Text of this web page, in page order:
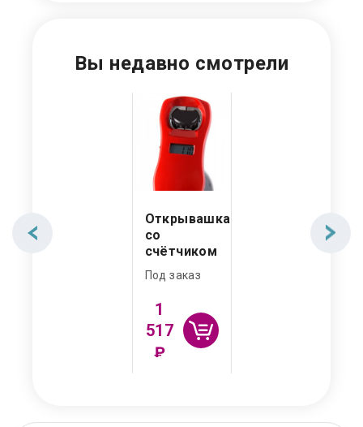
Вы недавно смотрели
Открывашка
со
счётчиком
Под заказ
1
517
₽